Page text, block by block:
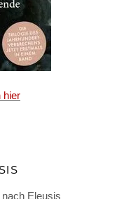
hier